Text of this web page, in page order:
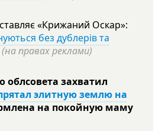
«Крижаний Оскар»:
без дублерів та
(на правах реклами)
облсовета захватил
элитную землю на
на покойную маму